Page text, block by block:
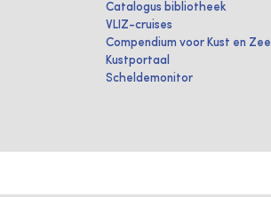
Catalogus bibliotheek
VLIZ-cruises
Compendium voor Kust en Zee
Kustportaal
Scheldemonitor